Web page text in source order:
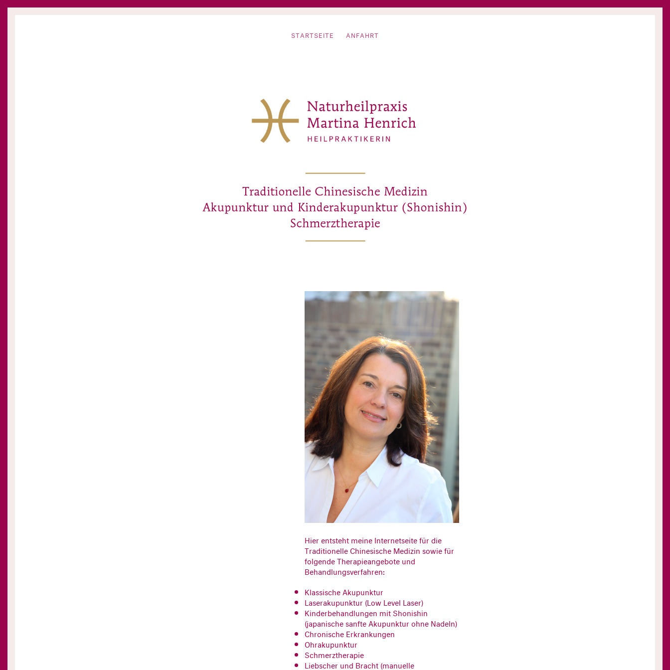
STARTSEITE ANFAHRT
Hier entsteht meine Internetseite für die
Traditionelle Chinesische Medizin sowie für
folgende Therapieangebote und
Behandlungsverfahren:
Klassische Akupunktur
Laserakupunktur (Low Level Laser)
Kinderbehandlungen mit Shonishin
(japanische sanfte Akupunktur ohne Nadeln)
Chronische Erkrankungen
Ohrakupunktur
Schmerztherapie
Liebscher und Bracht (manuelle